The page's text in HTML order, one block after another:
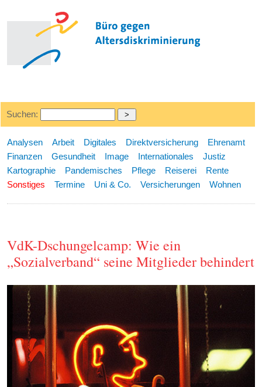
Suchen:
Analysen Arbeit Digitales Direktversicherung
Ehrenamt
Finanzen
Gesundheit Image Internationales
Justiz
Kartographie
Pandemisches Pflege Reiserei
Rente
Sonstiges
Termine Uni & Co. Versicherungen Wohnen
VdK-Dschungelcamp: Wie ein
„Sozialverband“ seine Mitglieder behindert